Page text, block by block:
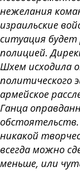
нежелания
израильские
ситуация
полицией.
Шхем исходила
политического
армейское
Ганца
никакой
всегда можно
меньше, или